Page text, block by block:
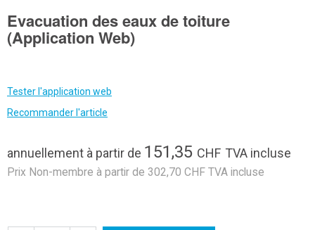
Evacuation des eaux de toiture
(Application Web)
Tester l'application web
Recommander l'article
annuellement à partir de 151,35 CHF TVA incluse
Prix Non-membre à partir de 302,70 CHF TVA incluse